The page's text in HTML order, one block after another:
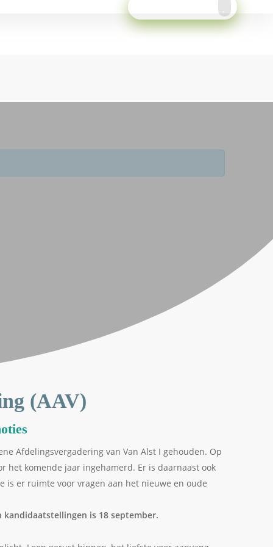
(AAV)
Afdelingsvergadering van Van Alst I gehouden. Op
het komende jaar ingehamerd. Er is daarnaast ook
is er ruimte voor vragen aan het nieuwe en oude
is 18 september.